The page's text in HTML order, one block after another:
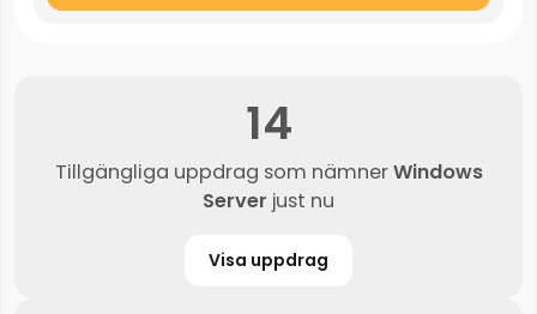
14
Tillgängliga uppdrag som nämnerWindows
Server just nu
Visa uppdrag